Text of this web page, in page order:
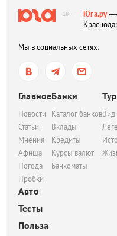
18+ Юга.ру—
Мы в социальных сетях:
Главное
Новости
Статьи
Мнения
Афиша
Погода
Пробки
Банки
Каталог банков
Вклады
Кредиты
Курсы валют
Банкоматы
Вид
Авто
Тесты
Польза